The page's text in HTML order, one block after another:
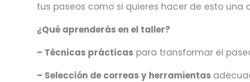
tus paseos como si quieres hacer de esto
¿Qué aprenderás en el taller?
– Técnicas prácticas para transformar el
– Selección de correas y herramientas